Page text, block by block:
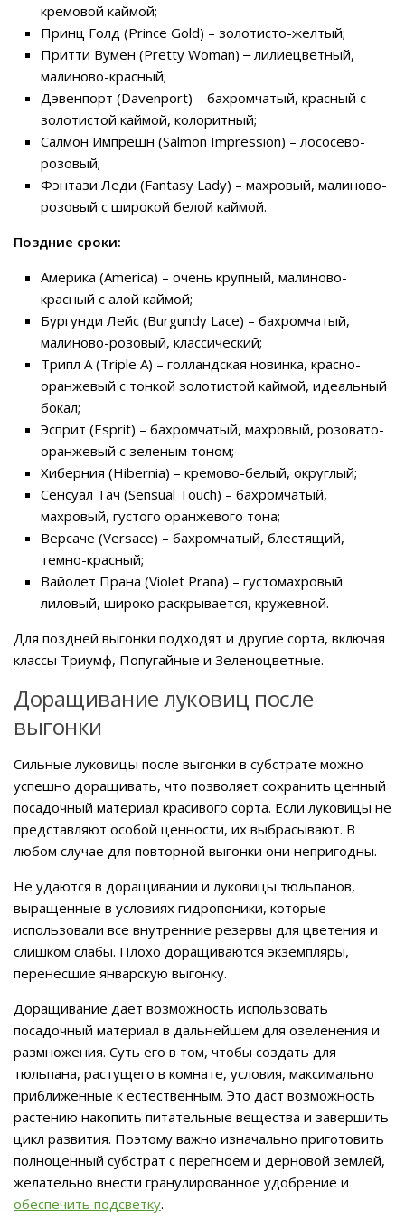
кремовой каймой;
Принц Голд (Prince Gold) – золотисто-желтый;
Притти Вумен (Pretty Woman) ‒ лилиецветный,
малиново-красный;
Дэвенпорт (Davenport) – бахромчатый, красный с
золотистой каймой, колоритный;
Салмон Импрешн (Salmon Impression) – лососево-
розовый;
Фэнтази Леди (Fantasy Lady) – махровый, малиново-
розовый с широкой белой каймой.
Поздние сроки:
Америка (America) – очень крупный, малиново-
красный с алой каймой;
Бургунди Лейс (Burgundy Lace) – бахромчатый,
малиново-розовый, классический;
Трипл А (Triple A) – голландская новинка, красно-
оранжевый с тонкой золотистой каймой, идеальный
бокал;
Эсприт (Esprit) – бахромчатый, махровый, розовато-
оранжевый с зеленым тоном;
Хиберния (Hibernia) – кремово-белый, округлый;
Сенсуал Тач (Sensual Touch) – бахромчатый,
махровый, густого оранжевого тона;
Версаче (Versace) – бахромчатый, блестящий,
темно-красный;
Вайолет Прана (Violet Prana) – густомахровый
лиловый, широко раскрывается, кружевной.
Для поздней выгонки подходят и другие сорта, включая
классы Триумф, Попугайные и Зеленоцветные.
Доращивание луковиц после
выгонки
Сильные луковицы после выгонки в субстрате можно
успешно доращивать, что позволяет сохранить ценный
посадочный материал красивого сорта. Если луковицы не
представляют особой ценности, их выбрасывают. В
любом случае для повторной выгонки они непригодны.
Не удаются в доращивании и луковицы тюльпанов,
выращенные в условиях гидропоники, которые
использовали все внутренние резервы для цветения и
слишком слабы. Плохо доращиваются экземпляры,
перенесшие январскую выгонку.
Доращивание дает возможность использовать
посадочный материал в дальнейшем для озеленения и
размножения. Суть его в том, чтобы создать для
тюльпана, растущего в комнате, условия, максимально
приближенные к естественным. Это даст возможность
растению накопить питательные вещества и завершить
цикл развития. Поэтому важно изначально приготовить
полноценный субстрат с перегноем и дерновой землей,
желательно внести гранулированное удобрение и
обеспечить подсветку.